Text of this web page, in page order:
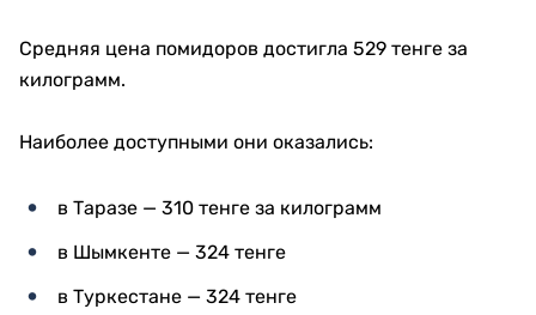
Средняя цена помидоров достигла 529 тенге за
килограмм.
Наиболее доступными они оказались:
в Таразе — 310 тенге за килограмм
в Шымкенте — 324 тенге
в Туркестане — 324 тенге